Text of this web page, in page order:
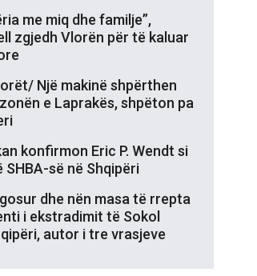
me miq dhe familje”,
zgjedh Vlorën për të kaluar
Një makinë shpërthen
e Laprakës, shpëton pa
konfirmon Eric P. Wendt si
së në Shqipëri
dhe nën masa të rrepta
i ekstradimit të Sokol
autor i tre vrasjeve